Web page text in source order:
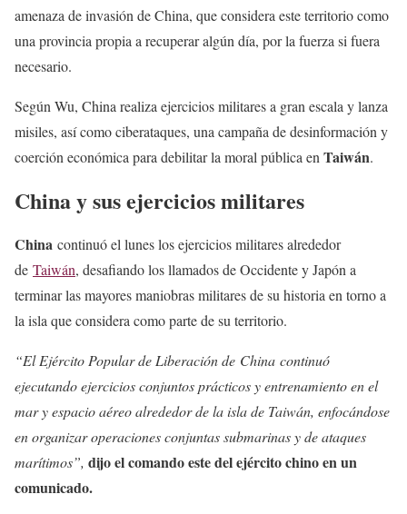
amenaza de invasión de China, que considera este territorio como
una provincia propia a recuperar algún día, por la fuerza si fuera
necesario.
Según Wu, China realiza ejercicios militares a gran escala y lanza
misiles, así como ciberataques, una campaña de desinformación y
coerción económica para debilitar la moral pública en Taiwán.
China y sus ejercicios militares
China continuó el lunes los ejercicios militares alrededor
de Taiwán, desafiando los llamados de Occidente y Japón a
terminar las mayores maniobras militares de su historia en torno a
la isla que considera como parte de su territorio.
“El Ejército Popular de Liberación de China continuó
ejecutando ejercicios conjuntos prácticos y entrenamiento en el
mar y espacio aéreo alrededor de la isla de Taiwán, enfocándose
en organizar operaciones conjuntas submarinas y de ataques
marítimos”, dijo el comando este del ejército chino en un
comunicado.